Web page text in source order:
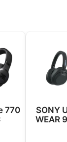
770
SONY
WEAR